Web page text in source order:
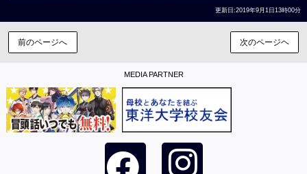
更新日:2019年9月1日13時00分
前のページへ 次のページヘ
MEDIA PARTNER